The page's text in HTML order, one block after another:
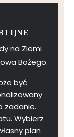
na Ziemi
Bożego.
być
zadanie.
Wybierz
plan